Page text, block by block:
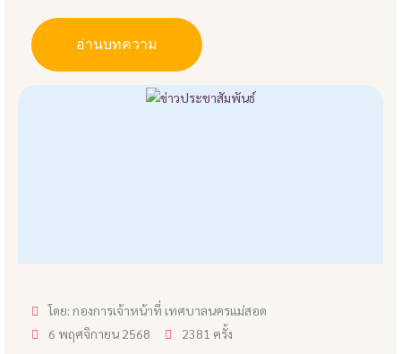
อ่านบทความ
โดย: กองการเจ้าหน้าที่ เทศบาลนครแม่สอด
6 พฤศจิกายน 2568
2381 ครั้ง